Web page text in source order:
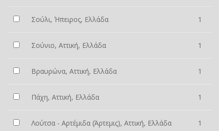
Σούλι, Ήπειρος, Ελλάδα 1
Σούνιο, Αττική, Ελλάδα 1
Βραυρώνα, Αττική, Ελλάδα 1
Πάχη, Αττική, Ελλάδα 1
Λούτσα - Αρτέμιδα (Άρτεμις), Αττική, Ελλάδα 1